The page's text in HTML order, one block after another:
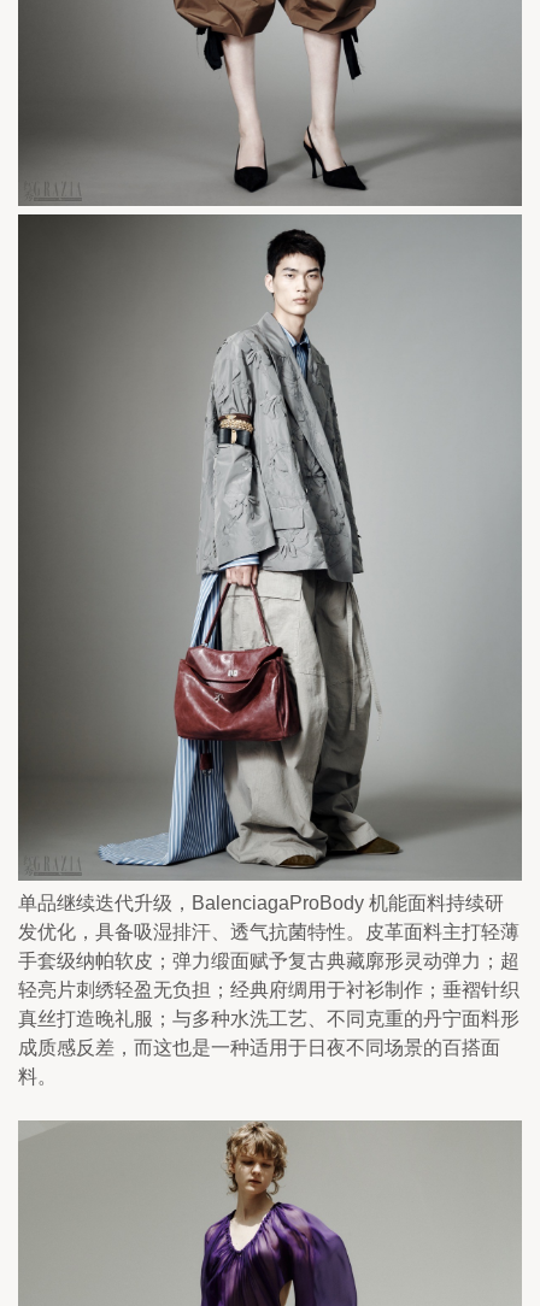
单品继续迭代升级，BalenciagaProBody 机能面料持续研
发优化，具备吸湿排汗、透气抗菌特性。皮革面料主打轻薄
手套级纳帕软皮；弹力缎面赋予复古典藏廓形灵动弹力；超
轻亮片刺绣轻盈无负担；经典府绸用于衬衫制作；垂褶针织
真丝打造晚礼服；与多种水洗工艺、不同克重的丹宁面料形
成质感反差，而这也是一种适用于日夜不同场景的百搭面
料。